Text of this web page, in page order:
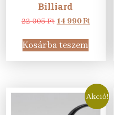
Billiard
22 905Ft Original
was:
22
905 Ft.
14 990FtCurrent
990 Ft.
Kosárba teszem
Akció!